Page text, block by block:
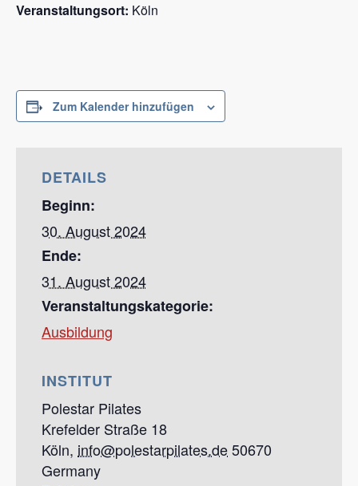
Veranstaltungsort: Köln
Zum Kalender hinzufügen
DETAILS
Beginn:
30. August 2024
Ende:
31. August 2024
Veranstaltungskategorie:
Ausbildung
INSTITUT
Polestar Pilates
Krefelder Straße 18
Köln, info@polestarpilates.de50670
Germany